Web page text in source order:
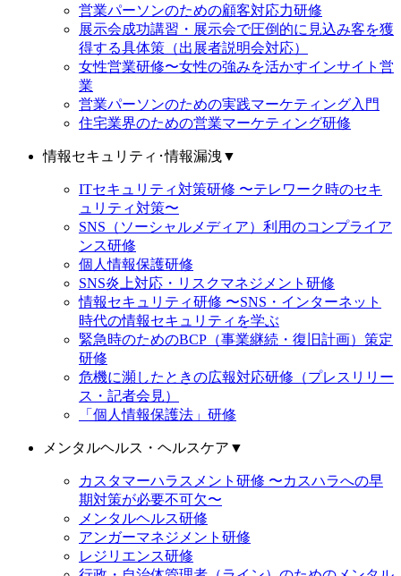
営業パーソンのための顧客対応力研修
展示会成功講習・展示会で圧倒的に見込み客を獲
得する具体策（出展者説明会対応）
女性営業研修〜女性の強みを活かすインサイト営
業
営業パーソンのための実践マーケティング入門
住宅業界のための営業マーケティング研修
情報セキュリティ･情報漏洩 ▼
ITセキュリティ対策研修 〜テレワーク時のセキ
ュリティ対策〜
SNS（ソーシャルメディア）利用のコンプライア
ンス研修
個人情報保護研修
SNS炎上対応・リスクマネジメント研修
情報セキュリティ研修 〜SNS・インターネット
時代の情報セキュリティを学ぶ
緊急時のためのBCP（事業継続・復旧計画）策定
研修
危機に瀕したときの広報対応研修（プレスリリー
ス・記者会見）
「個人情報保護法」研修
メンタルヘルス・ヘルスケア ▼
カスタマーハラスメント研修 〜カスハラへの早
期対策が必要不可欠〜
メンタルヘルス研修
アンガーマネジメント研修
レジリエンス研修